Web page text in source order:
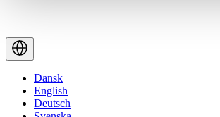
Dansk
English
Deutsch